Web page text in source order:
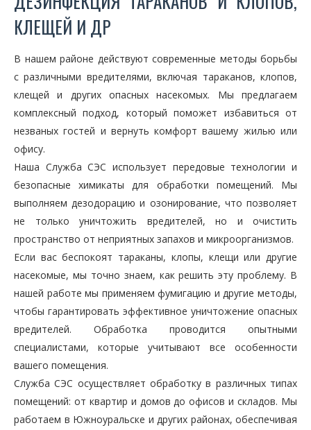
КЛЕЩЕЙ И ДР
В нашем районе действуют современные методы борьбы
с различными вредителями, включая тараканов, клопов,
клещей и других опасных насекомых. Мы предлагаем
комплексный подход, который поможет избавиться от
незваных гостей и вернуть комфорт вашему жилью или
офису.
Наша Служба СЭС использует передовые технологии и
безопасные химикаты для обработки помещений. Мы
выполняем дезодорацию и озонирование, что позволяет
не только уничтожить вредителей, но и очистить
пространство от неприятных запахов и микроорганизмов.
Если вас беспокоят тараканы, клопы, клещи или другие
насекомые, мы точно знаем, как решить эту проблему. В
нашей работе мы применяем фумигацию и другие методы,
чтобы гарантировать эффективное уничтожение опасных
вредителей. Обработка проводится опытными
специалистами, которые учитывают все особенности
вашего помещения.
Служба СЭС осуществляет обработку в различных типах
помещений: от квартир и домов до офисов и складов. Мы
работаем в Южноуральске и других районах, обеспечивая